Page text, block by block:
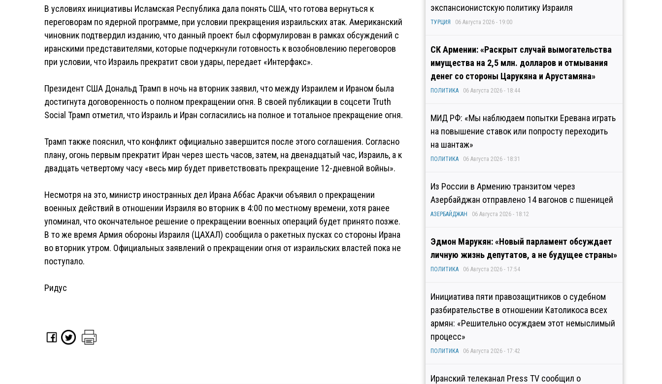
В условиях инициативы Исламская Республика дала понять США, что готова вернуться к
переговорам по ядерной программе, при условии прекращения израильских атак. Американский
чиновник подтвердил изданию, что данный проект был сформулирован в рамках обсуждений с
иранскими представителями, которые подчеркнули готовность к возобновлению переговоров
при условии, что Израиль прекратит свои удары, передает «Интерфакс».
Президент США Дональд Трамп в ночь на вторник заявил, что между Израилем и Ираном была
достигнута договоренность о полном прекращении огня. В своей публикации в соцсети Truth
Social Трамп отметил, что Израиль и Иран согласились на полное и тотальное прекращение огня.
Трамп также пояснил, что конфликт официально завершится после этого соглашения. Согласно
плану, огонь первым прекратит Иран через шесть часов, затем, на двенадцатый час, Израиль, а к
двадцать четвертому часу «весь мир будет приветствовать прекращение 12-дневной войны».
Несмотря на это, министр иностранных дел Ирана Аббас Аракчи объявил о прекращении
военных действий в отношении Израиля во вторник в 4:00 по местному времени, хотя ранее
упоминал, что окончательное решение о прекращении военных операций будет принято позже.
В то же время Армия обороны Израиля (ЦАХАЛ) сообщила о ракетных пусках со стороны Ирана
во вторник утром. Официальных заявлений о прекращении огня от израильских властей пока не
поступало.
Ридус
экспансионистскую политику Израиля
ТУРЦИЯ 06 Августа 2026 - 19:00
СК Армении: «Раскрыт случай вымогательства
имущества на 2,5 млн. долларов и отмывания
денег со стороны Царукяна и Арустамяна»
ПОЛИТИКА 06 Августа 2026 - 18:44
МИД РФ: «Мы наблюдаем попытки Еревана играть
на повышение ставок или попросту переходить
на шантаж»
ПОЛИТИКА 06 Августа 2026 - 18:31
Из России в Армению транзитом через
Азербайджан отправлено 14 вагонов с пшеницей
АЗЕРБАЙДЖАН 06 Августа 2026 - 18:12
Эдмон Марукян: «Новый парламент обсуждает
личную жизнь депутатов, а не будущее страны»
ПОЛИТИКА 06 Августа 2026 - 17:54
Инициатива пяти правозащитников о судебном
разбирательстве в отношении Католикоса всех
армян: «Решительно осуждаем этот немыслимый
процесс»
ПОЛИТИКА 06 Августа 2026 - 17:42
Иранский телеканал Press TV сообщил о